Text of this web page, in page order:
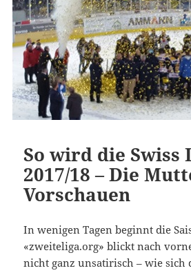
So wird die Swiss
2017/18 – Die
Vorschauen
In wenigen Tagen beginnt die
«zweiteliga.org» blickt nach
nicht ganz unsatirisch – wie sich